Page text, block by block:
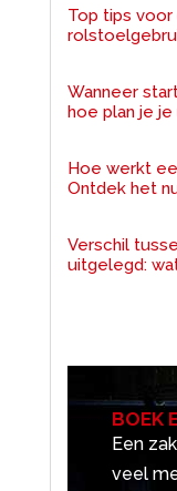
Top tips
Wanneer
hoe plan je je
Hoe werkt
Ontdek het
Verschil
uitgelegd:
BOEK
Een
veel